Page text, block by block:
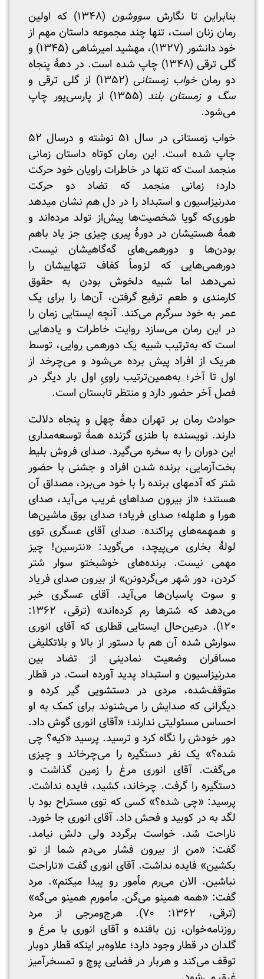
بنابراین تا نگارش سووشون
(۱۳۴۸) که اولین
رمان زنان است، تنها چند مجموعه داستان مهم از
خود دانشور (۱۳۲۷)، مهشید امیرشاهی (۱۳۴۵) و
گلی ترقی (۱۳۴۸) چاپ شده است. در دهۀ پنجاه
دو رمانخواب زمستانی(۱۳۵۲) از گلی ترقی و
سگ و زمستان بلند
(۱۳۵۵) از پارسی‌پور چاپ
می‌شود.
خواب زمستانی در سال ۵۱ نوشته و درسال ۵۲
چاپ شده است. این رمان کوتاه داستان زمانی
منجمد است که تنها در خاطرات راویان خود حرکت
دارد؛ زمانی منجمد که تضاد دو حرکت
مدرنیزاسیون و استبداد را در دل هم نشان می‎دهد
طوری‌که گویا شخصیت‌ها پیش‌از تولد مرده‌اند و
همۀ هستیشان در دورۀ پیری چیزی جز یاد باهم
بودن‌ها و دورهمی‌های گه‌گاهیشان نیست.
دورهمی‌‎هایی که لزوماً کفاف تنهاییشان را
نمی‌دهد اما شبیه دلخوش بودن به حقوق
کارمندی و طعم ترفیع گرفتن، آن‌ها را برای یک
عمر به خود سرگرم می‌کند. آنچه ایستایی زمان را
در این رمان می‌سازد روایت خاطرات و یادهایی
است که به‌ترتیب شبیه یک دورهمی روایی، توسط
هریک از افراد پیش برده می‌شود و می‌چرخد از
اول تا آخر؛ به‌همین‌ترتیب راویِ اول بار دیگر در
فصل آخر حضور دارد و منتظر تابستان است.
حوادث رمان بر تهران دهۀ چهل و پنجاه دلالت
دارند. نویسنده با طنزی گزنده همۀ توسعه‌مداری
این دوران را به سخره می‌گیرد. صدای فروش بلیط
بخت‌آزمایی، برنده شدن افراد و جشنی با حضور
شتر که آدم‎های برنده را با خود می‌برد، مصداق آن
هستند؛ «از بیرون صداهای غریب می‌آید، صدای
هورا و هلهله؛ صدای فریاد؛ صدای بوق ماشین‌ها
و همهمه‌های پراکنده. صدای آقای عسگری توی
لولۀ بخاری می‌پیچد، می‌گوید: «نترسین! چیز
مهمی نیست. برنده‌های خوشبختو سوار شتر
کردن، دور شهر می‌گردونن» از بیرون صدای فریاد
و سوت پاسبان‌ها می‌آید. آقای عسگری خبر
می‌دهد که شترها رم کرده‌اند» (ترقی، ۱۳۶۲:
۱۲۰). درعین‌حال ایستایی قطاری که آقای انوری
سوارش شده آن هم با دستور از بالا و بلاتکلیفی
مسافران وضعیت نمادینی از تضاد بین
مدرنیزاسیون و استبداد پدید آورده است. در قطار
متوقف‌شده، مردی در دستشویی گیر کرده و
دیگرانی که صدایش را می‌شنوند برای کمک به او
احساس مسئولیتی ندارند؛ «آقای انوری گوش داد.
دور خودش را نگاه کرد و ترسید. پرسید «کیه؟ چی
شده؟» یک نفر دستگیره را می‌چرخاند و چیزی
می‌گفت. آقای انوری مرغ را زمین گذاشت و
دستگیره را گرفت. چرخاند، کشید، فایده نداشت.
پرسید: «چی شده؟» کسی که توی مستراح بود با
لگد به در کوبید و فحش داد. آقای انوری جا خورد.
ناراحت شد. خواست برگردد ولی دلش نیامد.
گفت: «من از بیرون فشار می‌دم شما از تو
بکشین» فایده نداشت. آقای انوری گفت «ناراحت
نباشین. الان می‌رم مأمور رو پیدا می‎کنم». مرد
گفت: «همه همینو می‌گن. مأمورم همینو می‌گه»
(ترقی، ۱۳۶۲: ۷۰). هرج‌ومرجی از مرد
روزنامه‌خوان، زن بافنده و آقای انوری با مرغ و
گلدان در قطار وجود دارد؛ علاوه‌بر اینکه قطار دوبار
توقف می‌کند و هربار در فضایی پوچ و تمسخرآمیز